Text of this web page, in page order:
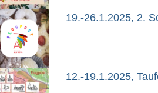
19.-26.1.2025, 2.
12.-19.1.2025,